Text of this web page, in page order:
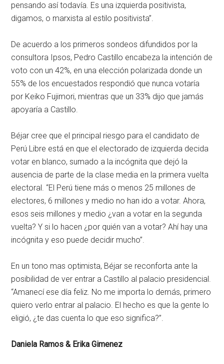
pensando así todavía. Es una izquierda positivista,
digamos, o marxista al estilo positivista”.
De acuerdo a los primeros sondeos difundidos por la
consultora Ipsos, Pedro Castillo encabeza la intención de
voto con un 42%, en una elección polarizada donde un
55% de los encuestados respondió que nunca votaría
por Keiko Fujimori, mientras que un 33% dijo que jamás
apoyaría a Castillo.
Béjar cree que el principal riesgo para el candidato de
Perú Libre está en que el electorado de izquierda decida
votar en blanco, sumado a la incógnita que dejó la
ausencia de parte de la clase media en la primera vuelta
electoral. “El Perú tiene más o menos 25 millones de
electores, 6 millones y medio no han ido a votar. Ahora,
esos seis millones y medio ¿van a votar en la segunda
vuelta? Y si lo hacen ¿por quién van a votar? Ahí hay una
incógnita y eso puede decidir mucho”.
En un tono mas optimista, Béjar se reconforta ante la
posibilidad de ver entrar a Castillo al palacio presidencial.
“Amanecí ese día feliz. No me importa lo demás, primero
quiero verlo entrar al palacio. El hecho es que la gente lo
eligió, ¿te das cuenta lo que eso significa?”.
Daniela Ramos & Erika Gimenez